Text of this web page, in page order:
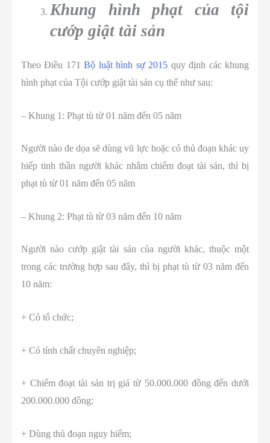
Khung hình phạt của tội
cướp giật tài sản
Theo Điều 171Bộ luật hình sự 2015 quy định các khung
hình phạt của Tội cướp giật tài sản cụ thể như sau:
– Khung 1: Phạt tù từ 01 năm đến 05 năm
Người nào đe dọa sẽ dùng vũ lực hoặc có thủ đoạn khác uy
hiếp tinh thần người khác nhằm chiếm đoạt tài sản, thì bị
phạt tù từ 01 năm đến 05 năm
– Khung 2: Phạt tù từ 03 năm đến 10 năm
Người nào cướp giật tài sản của người khác, thuộc một
trong các trường hợp sau đây, thì bị phạt tù từ 03 năm đến
10 năm:
+ Có tổ chức;
+ Có tính chất chuyên nghiệp;
+ Chiếm đoạt tài sản trị giá từ 50.000.000 đồng đến dưới
200.000.000 đồng;
+ Dùng thủ đoạn nguy hiểm;